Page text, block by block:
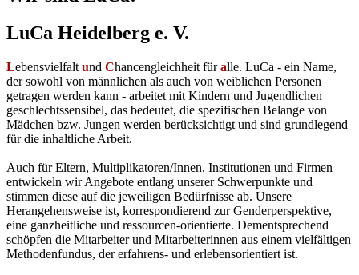
LuCa Heidelberg e. V.
Lebensvielfalt und Chancengleichheit füralle. LuCa - ein Name,
der sowohl von männlichen als auch von weiblichen Personen
getragen werden kann - arbeitet mit Kindern und Jugendlichen
geschlechtssensibel, das bedeutet, die spezifischen Belange von
Mädchen bzw. Jungen werden berücksichtigt und sind grundlegend
für die inhaltliche Arbeit.
Auch für Eltern, Multiplikatoren/Innen, Institutionen und Firmen
entwickeln wir Angebote entlang unserer Schwerpunkte und
stimmen diese auf die jeweiligen Bedürfnisse ab. Unsere
Herangehensweise ist, korrespondierend zur Genderperspektive,
eine ganzheitliche und ressourcen-orientierte. Dementsprechend
schöpfen die Mitarbeiter und Mitarbeiterinnen aus einem vielfältigen
Methodenfundus, der erfahrens- und erlebensorientiert ist.